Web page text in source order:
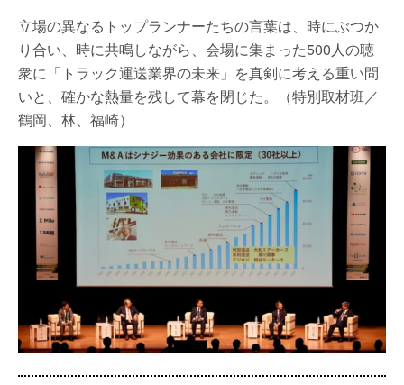
立場の異なるトップランナーたちの言葉は、時にぶつか
り合い、時に共鳴しながら、会場に集まった500人の聴
衆に「トラック運送業界の未来」を真剣に考える重い問
いと、確かな熱量を残して幕を閉じた。（特別取材班／
鶴岡、林、福崎）